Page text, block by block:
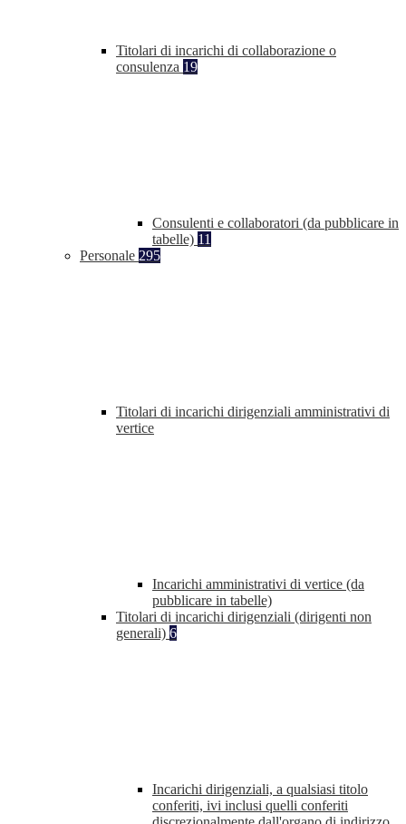
Titolari di incarichi di collaborazione o
consulenza 19
Consulenti e collaboratori (da pubblicare in
tabelle) 11
Personale 295
Titolari di incarichi dirigenziali amministrativi di
vertice
Incarichi amministrativi di vertice (da
pubblicare in tabelle)
Titolari di incarichi dirigenziali (dirigenti non
generali) 6
Incarichi dirigenziali, a qualsiasi titolo
conferiti, ivi inclusi quelli conferiti